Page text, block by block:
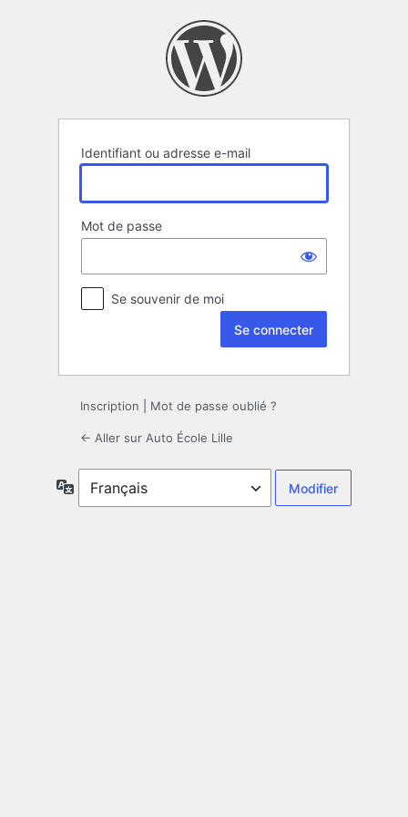
Identifiant ou adresse e-mail
Mot de passe
Se souvenir de moi
Inscription Mot de passe oublié ?
← Aller sur Auto École Lille
Langue